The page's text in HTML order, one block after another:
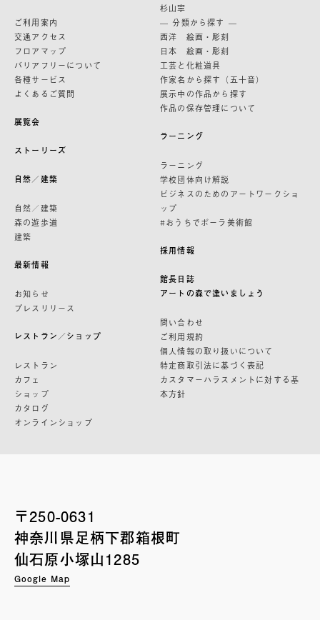
ご利用案内
交通アクセス
フロアマップ
バリアフリーについて
各種サービス
よくあるご質問
展覧会
ストーリーズ
自然／建築
自然／建築
森の遊歩道
建築
最新情報
お知らせ
プレスリリース
レストラン／ショップ
レストラン
カフェ
ショップ
カタログ
オンラインショップ
杉山寧
— 分類から探す —
西洋 絵画・彫刻
日本 絵画・彫刻
工芸と化粧道具
作家名から探す（五十音）
展示中の作品から探す
作品の保存管理について
ラーニング
ラーニング
学校団体向け解説
ビジネスのためのアートワークショ
ップ
#おうちでポーラ美術館
採用情報
館長日誌
アートの森で逢いましょう
問い合わせ
ご利用規約
個人情報の取り扱いについて
特定商取引法に基づく表記
カスタマーハラスメントに対する基
本方針
〒250-0631
神奈川県足柄下郡箱根町
仙石原小塚山1285
Google Map